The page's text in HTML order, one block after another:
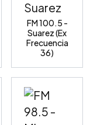
FM 100.5 -
Suarez (Ex
Frecuencia
36)